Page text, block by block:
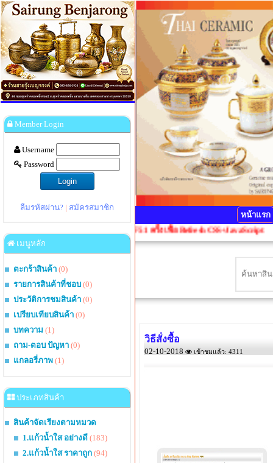
Member Login
Username
Password
ลืมรหัสผ่าน? | สมัครสมาชิก
เมนูหลัก
ตะกร้าสินค้า (0)
รายการสินค้าที่ชอบ (0)
ประวัติการชมสินค้า (0)
เปรียบเทียบสินค้า (0)
บทความ (1)
ถาม-ตอบ ปัญหา (0)
แกลอรี่ภาพ (1)
ประเภทสินค้า
สินค้าจัดเรียงตามหมวด
1.แก้วน้ำใส อย่างดี (183)
2.แก้วน้ำใส ราคาถูก (94)
หน้าแรก
เพี้ยน กรุณากดปุ่ม Ctrl+F5 1 ครั้งเพื่อ Refresh CSS+JavaScript
วิธีสั่งซื้อ
02-10-2018 เข้าชมแล้ว: 4311